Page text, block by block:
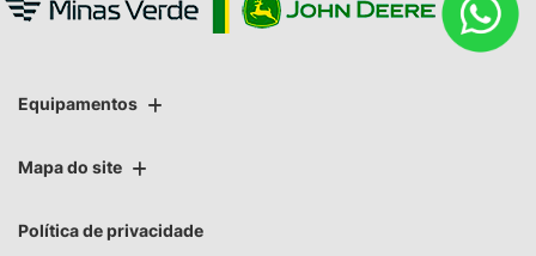
Equipamentos
Mapa do site
Política de privacidade